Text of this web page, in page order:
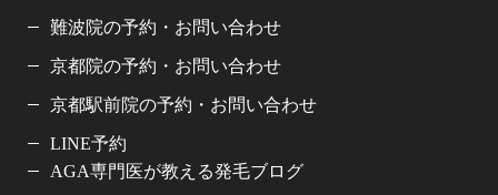
難波院の予約・お問い合わせ
京都院の予約・お問い合わせ
京都駅前院の予約・お問い合わせ
LINE予約
AGA専門医が教える発毛ブログ